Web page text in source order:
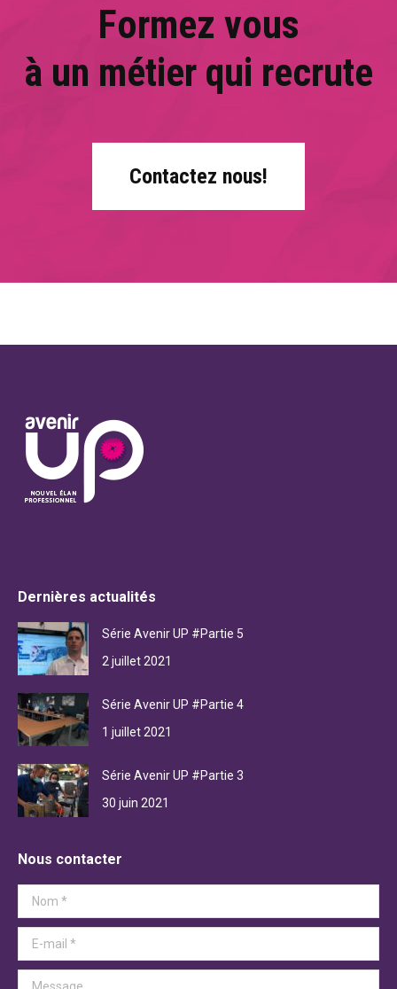
Formez vous
à un métier qui recrute
Contactez nous!
Dernières actualités
Série Avenir UP #Partie 5
2 juillet 2021
Série Avenir UP #Partie 4
1 juillet 2021
Série Avenir UP #Partie 3
30 juin 2021
Nous contacter
Nom *
E-mail *
Message